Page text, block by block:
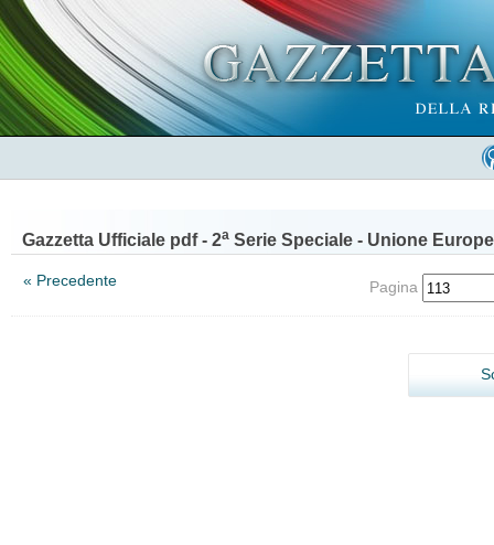
Gazzetta Ufficiale pdf - 2a Serie Speciale - Unione
« Precedente Pagina